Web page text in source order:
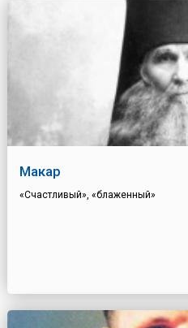
Макар
«Счастливый», «блаженный»